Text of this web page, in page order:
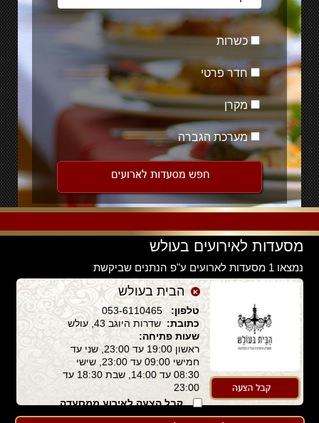
כשרות
חדר פרטי
מקרן
מערכת הגברה
מסעדות לאירועים בעולש
נמצאו 1 מסעדות לארועים ע"פ הנתנים שביקשת
הבית בעולש
טלפון:053-6110465
כתובת: שדרות היוגב 43, עולש
שעות פתיחה:
ראשון 19:00 עד 23:00, שני עד
חמישי 09:00 עד 23:00, שישי
08:30 עד 14:00, שבת 18:30 עד
23:00
קבל הצעה לאירוע ממסעדה